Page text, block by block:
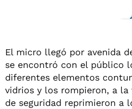
El micro llegó por avenida
se encontró con el público
diferentes elementos
vidrios y los rompieron, a la
de seguridad reprimieron a